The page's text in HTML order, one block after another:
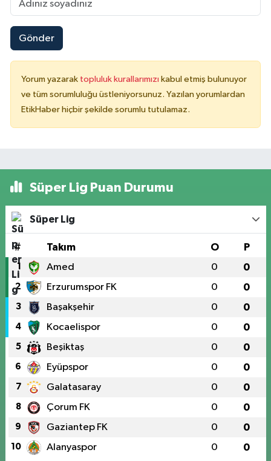
Gönder
Yorum yazarak topluluk kurallarımızı kabul etmiş bulunuyor
ve tüm sorumluluğu üstleniyorsunuz. Yazılan yorumlardan
EtikHaber hiçbir şekilde sorumlu tutulamaz.
Süper Lig Puan Durumu
Süper Lig
# Takım O P
1 Amed 0 0
2 Erzurumspor FK 0 0
3 Başakşehir 0 0
4 Kocaelispor 0 0
5 Beşiktaş 0 0
6 Eyüpspor 0 0
7 Galatasaray 0 0
8 Çorum FK 0 0
9 Gaziantep FK 0 0
10 Alanyaspor 0 0